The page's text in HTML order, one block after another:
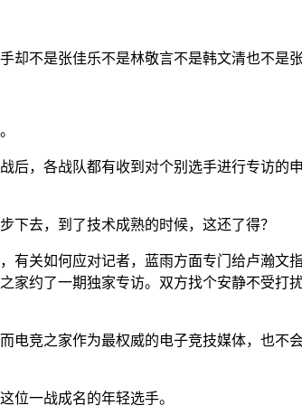
不是张佳乐不是林敬言不是韩文清也不是张
后，各战队都有收到对个别选手进行专访的
下去，到了技术成熟的时候，这还了得？
有关如何应对记者，蓝雨方面专门给卢瀚文
约了一期独家专访。双方找个安静不受打
电竞之家作为最权威的电子竞技媒体，也不
位一战成名的年轻选手。